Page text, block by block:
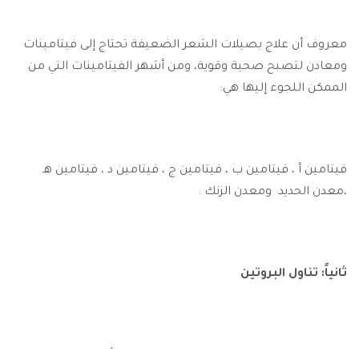
معروف أن علاج بصيلات الشعر الضعيفة تحتاج إلى فيتامينات
ومعادن لتصبح صحية وقوية، ومن أشهر الفيتامينات التي من
الممكن اللجوء إليها هي:
فيتامين أ ، فيتامين ب ، فيتامين ج ، فيتامين د ، فيتامين هـ
،معدن الحديد ومعدن الزنك .
ثانياً: تناول البروتين